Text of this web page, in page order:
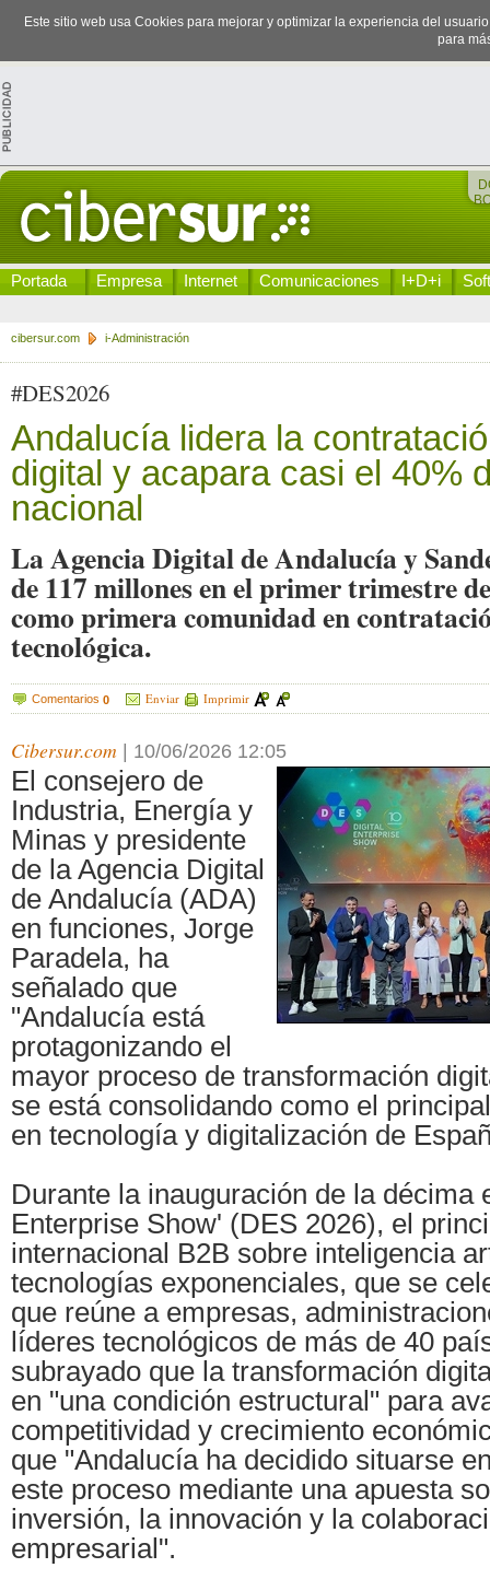
Este sitio web usa Cookies para mejorar y optimizar la experiencia del
para
Portada Empresa Internet Comunicaciones I+D+i
cibersur.com i-Administración
#DES2026
Andalucía lidera la
digital y acapara casi el 40%
nacional
La Agencia Digital de Andalucía y
de 117 millones en el primer trimestre
como primera comunidad en
tecnológica.
Comentarios 0 Enviar Imprimir
Cibersur.com 10/06/2026 12:05
El consejero de
Industria, Energía y
Minas y presidente
de la Agencia Digital
de Andalucía (ADA)
en funciones, Jorge
Paradela, ha
señalado que
"Andalucía está
protagonizando el
mayor proceso de transformación
se está consolidando como el
en tecnología y digitalización de
Durante la inauguración de la décima
Enterprise Show' (DES 2026), el
internacional B2B sobre inteligencia
tecnologías exponenciales, que se
que reúne a empresas,
líderes tecnológicos de más de 40
subrayado que la transformación
en "una condición estructural" para
competitividad y crecimiento
que "Andalucía ha decidido situarse
este proceso mediante una apuesta
inversión, la innovación y la
empresarial".